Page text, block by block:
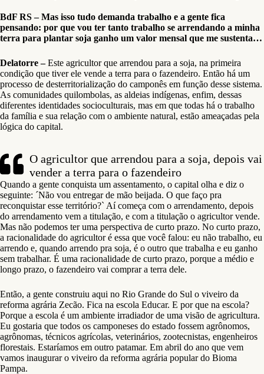
BdF RS – Mas isso tudo demanda trabalho e a gente fica
pensando: por que vou ter tanto trabalho se arrendando a minha
terra para plantar soja ganho um valor mensal que me sustenta…
Delatorre –Este agricultor que arrendou para a soja, na primeira
condição que tiver ele vende a terra para o fazendeiro. Então há um
processo de desterritorialização do camponês em função desse sistema.
As comunidades quilombolas, as aldeias indígenas, enfim, dessas
diferentes identidades socioculturais, mas em que todas há o trabalho
da família e sua relação com o ambiente natural, estão ameaçadas pela
lógica do capital.
O agricultor que arrendou para a soja, depois vai
vender a terra para o fazendeiro
Quando a gente conquista um assentamento, o capital olha e diz o
seguinte: ´Não vou entregar de mão beijada. O que faço pra
reconquistar esse território?` Aí começa com o arrendamento, depois
do arrendamento vem a titulação, e com a titulação o agricultor vende.
Mas não podemos ter uma perspectiva de curto prazo. No curto prazo,
a racionalidade do agricultor é essa que você falou: eu não trabalho, eu
arrendo e, quando arrendo pra soja, é o outro que trabalha e eu ganho
sem trabalhar. É uma racionalidade de curto prazo, porque a médio e
longo prazo, o fazendeiro vai comprar a terra dele.
Então, a gente construiu aqui no Rio Grande do Sul o viveiro da
reforma agrária Zecão. Fica na escola Educar. E por que na escola?
Porque a escola é um ambiente irradiador de uma visão de agricultura.
Eu gostaria que todos os camponeses do estado fossem agrônomos,
agrônomas, técnicos agrícolas, veterinários, zootecnistas, engenheiros
florestais. Estaríamos em outro patamar. Em abril do ano que vem
vamos inaugurar o viveiro da reforma agrária popular do Bioma
Pampa.